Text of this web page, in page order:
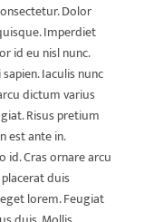
Dolor
Imperdiet
id eu nisl nunc.
Iaculis nunc
dictum varius
Risus pretium
est ante in.
id. Cras ornare arcu
duis
lorem. Feugiat